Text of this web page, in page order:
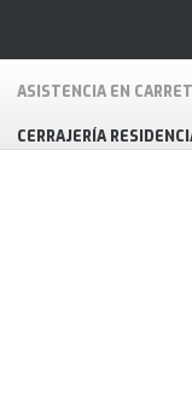
ASISTENCIA EN
CERRAJERÍA